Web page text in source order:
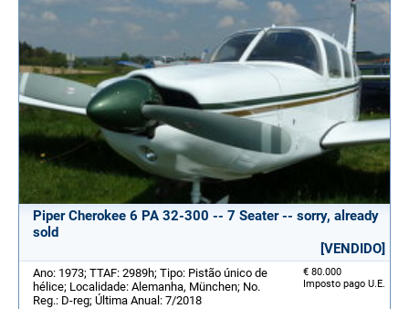
Piper Cherokee 6 PA 32-300 -- 7 Seater -- sorry, already
sold
[VENDIDO]
€ 80.000
Imposto pago U.E.
Ano: 1973; TTAF: 2989h; Tipo: Pistão único de
hélice; Localidade: Alemanha, München; No.
Reg.: D-reg; Última Anual: 7/2018